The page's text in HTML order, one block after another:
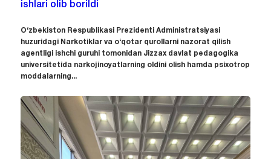
ishlari olib borildi
O‘zbekiston Respublikasi Prezidenti Administratsiyasi
huzuridagi Narkotiklar va o‘qotar qurollarni nazorat qilish
agentligi ishchi guruhi tomonidan Jizzax davlat pedagogika
universitetida narkojinoyatlarning oldini olish hamda psixotrop
moddalarning...